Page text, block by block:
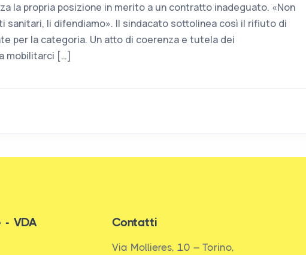
la propria posizione in merito a un contratto inadeguato. «Non
sanitari, li difendiamo». Il sindacato sottolinea così il rifiuto di
per la categoria. Un atto di coerenza e tutela dei
mobilitarci […]
- VDA Contatti
Via Mollieres, 10 – Torino,